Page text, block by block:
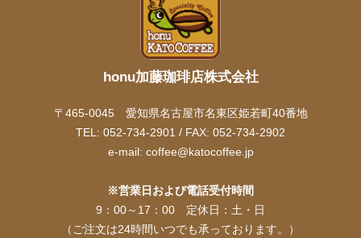
honu加藤珈琲店株式会社
〒465-0045 愛知県名古屋市名東区姫若町40番地
TEL: 052-734-2901 / FAX: 052-734-2902
e-mail: coffee@katocoffee.jp
※営業日および電話受付時間
9：00～17：00 定休日：土・日
（ご注文は24時間いつでも承っております。）